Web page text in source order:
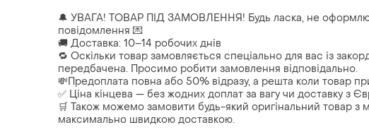
🔔 УВАГА! ТОВАР ПІД ЗАМОВЛЕННЯ! Будь ласка, не
повідомлення 💌
🚚 Доставка: 10–14 робочих днів
🔁 Оскільки товар замовляється спеціально для вас із
передбачена. Просимо робити замовлення відповідально.
💸Предоплата повна або 50% відразу, а решта коли товар
✅ Ціна кінцева — без жодних доплат за вагу чи доставку з
🛒 Також можемо замовити будь-який оригінальний товар з
максимально швидкою доставкою.